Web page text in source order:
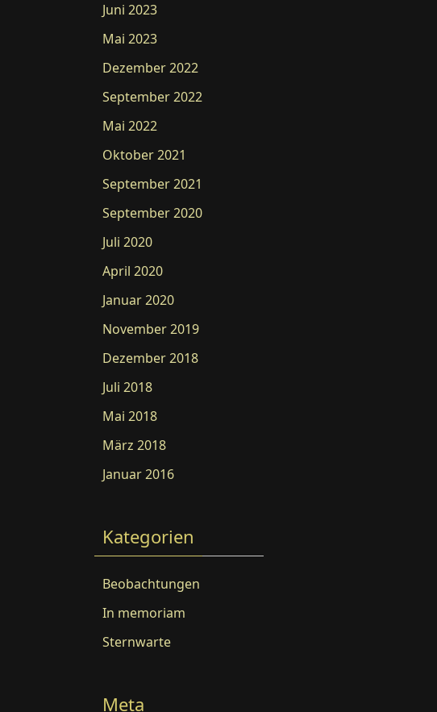
Juni 2023
Mai 2023
Dezember 2022
September 2022
Mai 2022
Oktober 2021
September 2021
September 2020
Juli 2020
April 2020
Januar 2020
November 2019
Dezember 2018
Juli 2018
Mai 2018
März 2018
Januar 2016
Kategorien
Beobachtungen
In memoriam
Sternwarte
Meta